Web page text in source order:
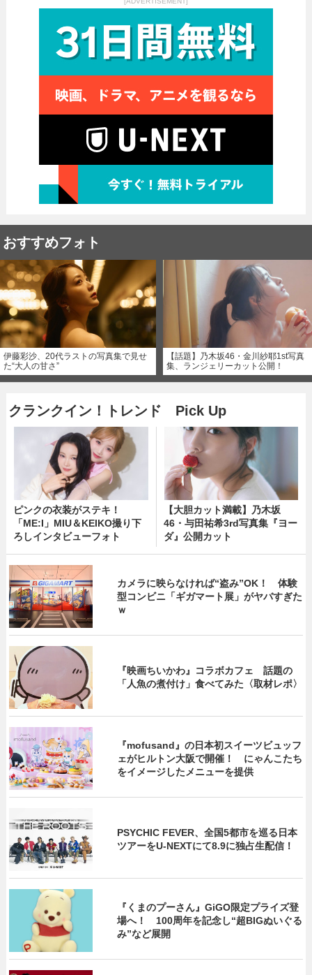
おすすめフォト
伊藤彩沙、20代ラストの写真集で見せ
た“大人の甘さ”
【話題】乃木坂46・金川紗耶1st写真
集、ランジェリーカット公開！
クランクイン！トレンド Pick Up
ピンクの衣装がステキ！
「ME:I」MIU＆KEIKO撮り下
ろしインタビューフォト
【大胆カット満載】乃木坂
46・与田祐希3rd写真集『ヨー
ダ』公開カット
カメラに映らなければ“盗み”OK！ 体験
型コンビニ「ギガマート展」がヤバすぎた
ｗ
『映画ちいかわ』コラボカフェ 話題の
「人魚の煮付け」食べてみた〈取材レポ〉
『mofusand』の日本初スイーツビュッフ
ェがヒルトン大阪で開催！ にゃんこたち
をイメージしたメニューを提供
PSYCHIC FEVER、全国5都市を巡る日本
ツアーをU‐NEXTにて8.9に独占生配信！
『くまのプーさん』GiGO限定プライズ登
場へ！ 100周年を記念し“超BIGぬいぐる
み”など展開